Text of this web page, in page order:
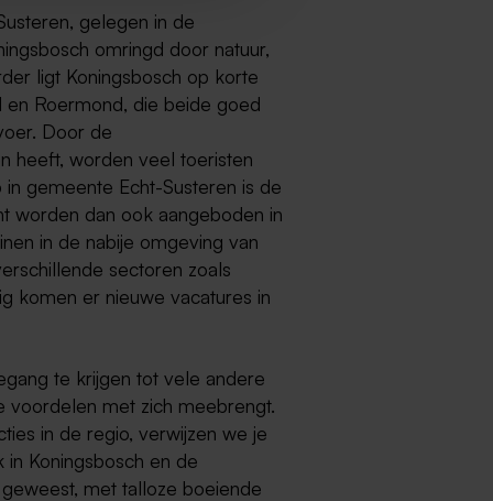
gelegen in de
omringd door natuur,
ligt Koningsbosch op korte
Roermond, die beide goed
Door de
heeft, worden veel toeristen
gemeente Echt-Susteren is de
worden dan ook aangeboden in
in de nabije omgeving van
sectoren zoals
komen er nieuwe vacatures in
te krijgen tot vele andere
voordelen met zich meebrengt.
in de regio, verwijzen we je
Koningsbosch en de
met talloze boeiende